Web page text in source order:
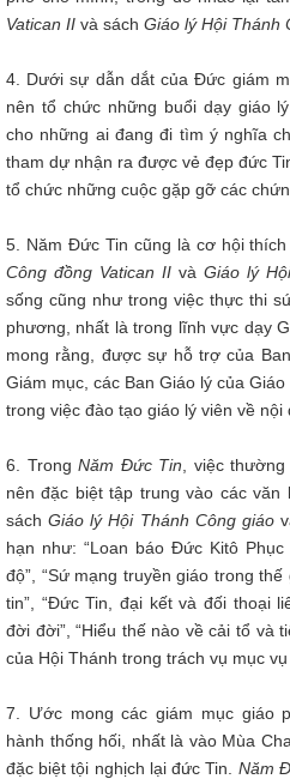
Vatican II và sách Giáo lý Hội Thánh
4. Dưới sự dẫn dắt của Đức giám
nên tổ chức những buổi dạy giáo
cho những ai đang đi tìm ý nghĩa
tham dự nhận ra được vẻ đẹp đức
tổ chức những cuộc gặp gỡ các
5. Năm Đức Tin cũng là cơ hội
Công đồng Vatican II và Giáo lý
sống cũng như trong việc thực thi
phương, nhất là trong lĩnh vực dạy
mong rằng, được sự hỗ trợ của
Giám mục, các Ban Giáo lý của
trong việc đào tạo giáo lý viên về nội
6. Trong Năm Đức Tin , việc
nên đặc biệt tập trung vào các văn
sáchGiáo lý Hội Thánh Công giáo
hạn như: “Loan báo Đức Kitô
độ”, “Sứ mạng truyền giáo trong thế
tin”, “Đức Tin, đại kết và đối thoại
đời đời”, “Hiểu thế nào về cải tổ và
của Hội Thánh trong trách vụ mục vụ
7. Ước mong các giám mục giáo
hành thống hối, nhất là vào Mùa
đặc biệt tội nghịch lại đức Tin. Năm